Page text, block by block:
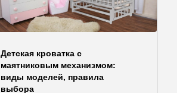
Детская кроватка с
маятниковым механизмом:
виды моделей, правила
выбора